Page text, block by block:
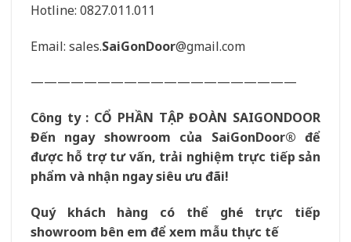
Hotline: 0827.011.011
Email: sales.SaiGonDoor@gmail.com
————————————————————
Công ty : CỔ PHẦN TẬP ĐOÀN SAIGONDOOR
Đến ngay showroom của SaiGonDoor® để
được hỗ trợ tư vấn, trải nghiệm trực tiếp sản
phẩm và nhận ngay siêu ưu đãi!
Quý khách hàng có thể ghé trực tiếp
showroom bên em để xem mẫu thực tế